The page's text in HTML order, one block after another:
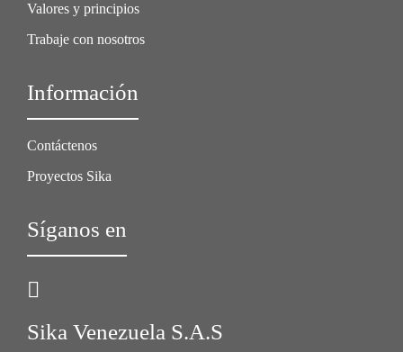
Valores y principios
Trabaje con nosotros
Información
Contáctenos
Proyectos Sika
Síganos en
Sika Venezuela S.A.S